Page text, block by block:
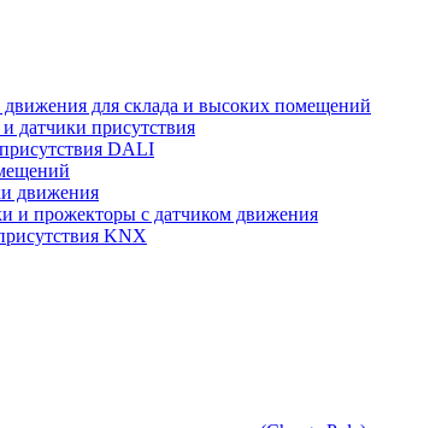
движения для склада и высоких помещений
датчики присутствия
DALI
движения
и прожекторы с датчиком движения
KNX